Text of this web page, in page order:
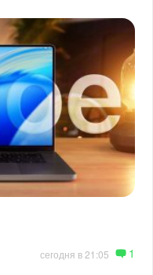
сегодня в 21:05 1